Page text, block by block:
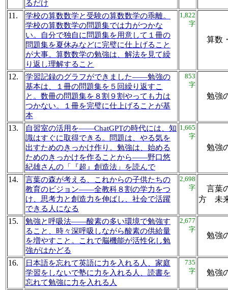
るだけ
11.
学校の算数数学と受験の算数数学の乖離。
学校の算数数学の問題集では力がつかな
い。自分で独自に問題集を用意して１冊の
問題集を夏休みなどに完璧に仕上げること
が大事。算数数学の勉強は、解法を見て繰
り返し理解すること
1,822
字
算数
12.
学習記録のグラフができました――勉強の
基本は、１冊の問題集を５回繰り返すこ
と。数冊の問題集を８割９割やっても力は
つかない。１冊を完璧に仕上げることが基
本
853
字
勉
13.
自習室の活用を――ChatGPTの時代には、知
識はすぐに取得できる。問題は、やる気を
出すためのきっかけ作り。勉強は、始める
ためのきっかけを作ることから――野口悠
紀雄さんの「『超』創造法」を読んで
1,665
字
勉強
14.
言葉の森が考える、これからの子供たちの
教育のビジョン――全教科８割の学力をつ
け、思考力と創造力を伸ばし、社会で活躍
できる人になる
2,698
字
言葉
方 未
15.
勉強と呼吸法――酸素の多い環境で勉強す
ること、時々深呼吸しながら酸素の供給量
を増やすこと。これで脳機能が活性化し勉
強がはかどる
2,677
字
勉
16.
日本語を忘れて英語に力を入れる人、家庭
学習をしないで塾に力を入れる人、読書を
忘れて勉強に力を入れる人
735
字
勉